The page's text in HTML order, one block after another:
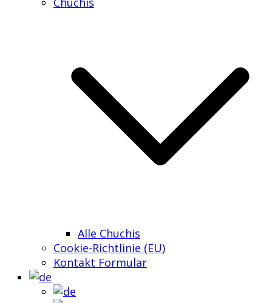
Alle Chuchis
Cookie-Richtlinie (EU)
Kontakt Formular